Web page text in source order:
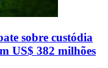
sobre custódia
US$ 382 milhões